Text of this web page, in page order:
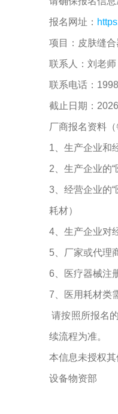
报名网址：
项目：皮肤缝合
联系人：刘老师
联系电话：
截止日期：
厂商报名资料（
1、生产企业和
2、生产企业的
3、经营企业的
耗材）
4、生产企业对
5、厂家或代理
6、医疗器械注
7、医用耗材类
请按照所报名
续流程为准。
本信息未授权
设备物资部